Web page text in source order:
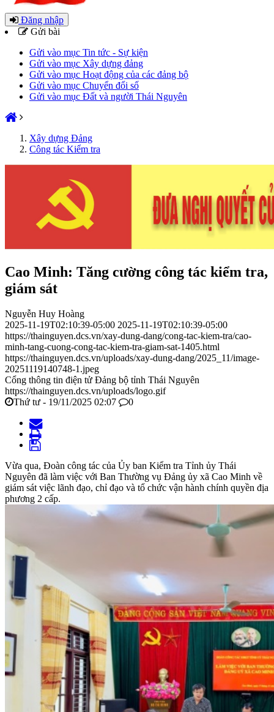
Đăng nhập
Gửi bài
Gửi vào mục Tin tức - Sự kiện
Gửi vào mục Xây dựng đảng
Gửi vào mục Hoạt động của các đảng bộ
Gửi vào mục Chuyển đổi số
Gửi vào mục Đất và người Thái Nguyên
Xây dựng Đảng
Công tác Kiểm tra
Cao Minh: Tăng cường công tác kiểm tra,
giám sát
Nguyễn Huy Hoàng
2025-11-19T02:10:39-05:00 2025-11-19T02:10:39-05:00
https://thainguyen.dcs.vn/xay-dung-dang/cong-tac-kiem-tra/cao-
minh-tang-cuong-cong-tac-kiem-tra-giam-sat-1405.html
https://thainguyen.dcs.vn/uploads/xay-dung-dang/2025_11/image-
20251119140748-1.jpeg
Cổng thông tin điện tử Đảng bộ tỉnh Thái Nguyên
https://thainguyen.dcs.vn/uploads/logo.gif
Thứ tư - 19/11/2025 02:07
0
Vừa qua, Đoàn công tác của Ủy ban Kiểm tra Tỉnh ủy Thái
Nguyên đã làm việc với Ban Thường vụ Đảng ủy xã Cao Minh về
giám sát việc lãnh đạo, chỉ đạo và tổ chức vận hành chính quyền địa
phương 2 cấp.